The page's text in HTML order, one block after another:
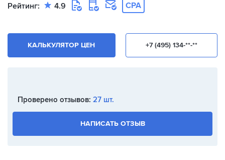
Рейтинг: 4.9 CPA
+7 (495) 134-**-**
КАЛЬКУЛЯТОР ЦЕН
Проверено отзывов: 27 шт.
НАПИСАТЬ ОТЗЫВ